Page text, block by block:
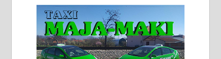
стамбене целине једна уз другу.
2х150м2, две гараже, централно
грејање на гас и дрва. Две
адресе. 063/71-74-023